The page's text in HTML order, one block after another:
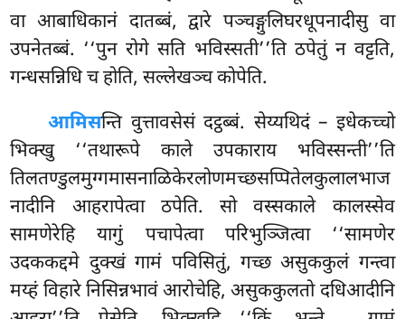
वा आबाधिकानं दातब्बं, द्वारे पञ्चङ्गुलिघरधूपनादीसु वा
उपनेतब्बं. ‘‘पुन रोगे सति भविस्सती’’ति ठपेतुं न वट्टति,
गन्धसन्निधि च होति, सल्लेखञ्च कोपेति.
आमिसन्ति वुत्तावसेसं दट्ठब्बं. सेय्यथिदं – इधेकच्चो
भिक्खु ‘‘तथारूपे काले उपकाराय भविस्सन्ती’’ति
तिलतण्डुलमुग्गमासनाळिकेरलोणमच्छसप्पितेलकुलालभाज
नादीनि आहरापेत्वा ठपेति. सो वस्सकाले कालस्सेव
सामणेरेहि यागुं पचापेत्वा परिभुञ्जित्वा ‘‘सामणेर
उदककद्दमे दुक्खं गामं पविसितुं, गच्छ असुककुलं गन्त्वा
मय्हं विहारे निसिन्नभावं आरोचेहि, असुककुलतो दधिआदीनि